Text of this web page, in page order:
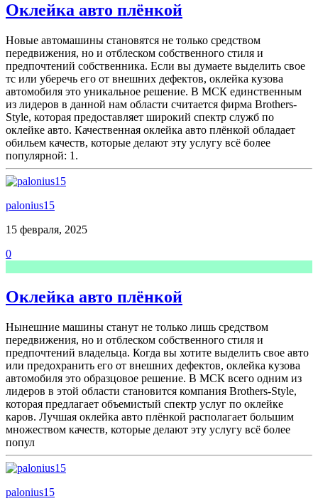
Оклейка авто плёнкой
Новые автомашины становятся не только средством
передвижения, но и отблеском собственного стиля и
предпочтений собственника. Если вы думаете выделить свое
тс или уберечь его от внешних дефектов, оклейка кузова
автомобиля это уникальное решение. В МСК единственным
из лидеров в данной нам области считается фирма Brothers-
Style, которая предоставляет широкий спектр служб по
оклейке авто. Качественная оклейка авто плёнкой обладает
обильем качеств, которые делают эту услугу всё более
популярной: 1.
palonius15
15 февраля, 2025
0
Оклейка авто плёнкой
Нынешние машины станут не только лишь средством
передвижения, но и отблеском собственного стиля и
предпочтений владельца. Когда вы хотите выделить свое авто
или предохранить его от внешних дефектов, оклейка кузова
автомобиля это образцовое решение. В МСК всего одним из
лидеров в этой области становится компания Brothers-Style,
которая предлагает объемистый спектр услуг по оклейке
каров. Лучшая оклейка авто плёнкой располагает большим
множеством качеств, которые делают эту услугу всё более
попул
palonius15